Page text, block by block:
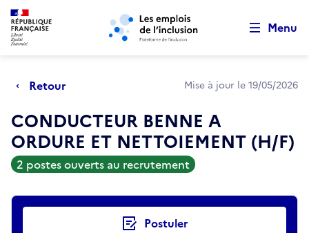
Aller au menu principal Aller au contenu principal
Menu
Retour Mise à jour le 19/05/2026
CONDUCTEUR BENNE A
ORDURE ET NETTOIEMENT (H/F)
2 postes ouverts au recrutement
Actions rapides Postuler
Retour au début de la page
Panneau de gestion des cookies